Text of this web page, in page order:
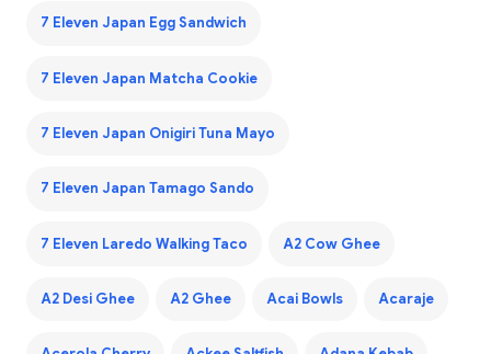
7 Eleven Japan Egg Sandwich
7 Eleven Japan Matcha Cookie
7 Eleven Japan Onigiri Tuna Mayo
7 Eleven Japan Tamago Sando
7 Eleven Laredo Walking Taco A2 Cow Ghee
A2 Desi Ghee A2 Ghee Acai Bowls Acaraje